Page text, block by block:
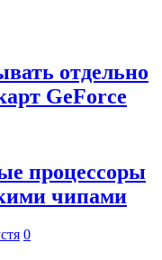
отдельно
GeForce
процессоры
чипами
0